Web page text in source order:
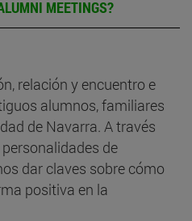
MEETINGS?
relación y encuentro e
alumnos, familiares
de Navarra. A través
de
dar claves sobre cómo
positiva en la